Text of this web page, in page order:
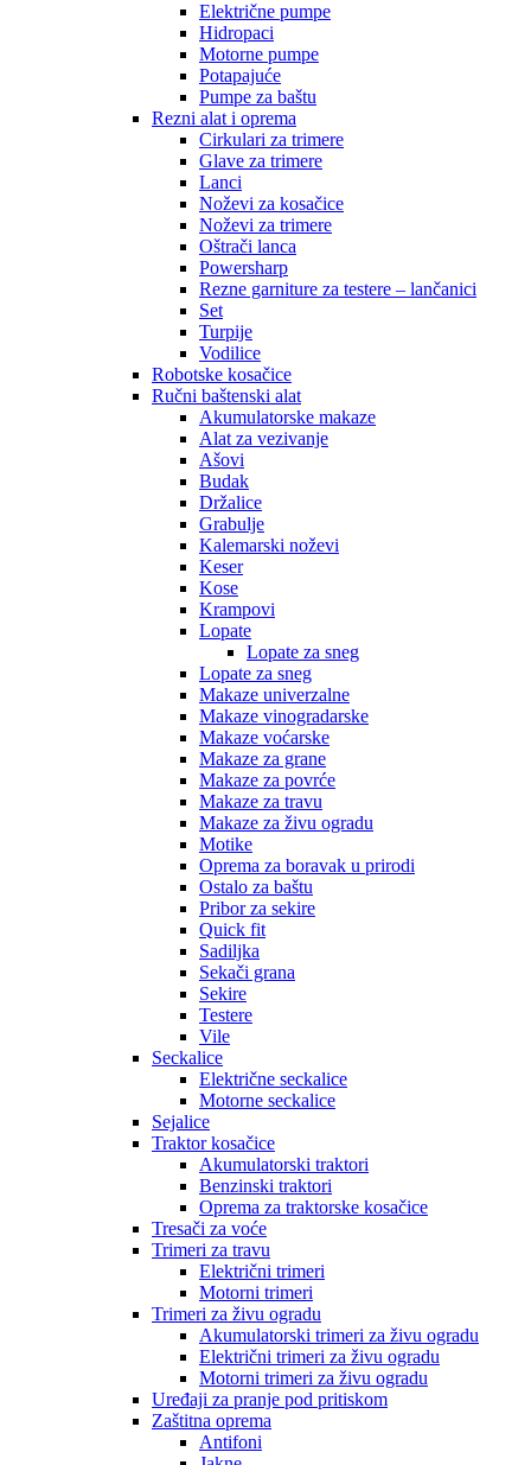
Električne pumpe
Hidropaci
Motorne pumpe
Potapajuće
Pumpe za baštu
Rezni alat i oprema
Cirkulari za trimere
Glave za trimere
Lanci
Noževi za kosačice
Noževi za trimere
Oštrači lanca
Powersharp
Rezne garniture za testere – lančanici
Set
Turpije
Vodilice
Robotske kosačice
Ručni baštenski alat
Akumulatorske makaze
Alat za vezivanje
Ašovi
Budak
Držalice
Grabulje
Kalemarski noževi
Keser
Kose
Krampovi
Lopate
Lopate za sneg
Lopate za sneg
Makaze univerzalne
Makaze vinogradarske
Makaze voćarske
Makaze za grane
Makaze za povrće
Makaze za travu
Makaze za živu ogradu
Motike
Oprema za boravak u prirodi
Ostalo za baštu
Pribor za sekire
Quick fit
Sadiljka
Sekači grana
Sekire
Testere
Vile
Seckalice
Električne seckalice
Motorne seckalice
Sejalice
Traktor kosačice
Akumulatorski traktori
Benzinski traktori
Oprema za traktorske kosačice
Tresači za voće
Trimeri za travu
Električni trimeri
Motorni trimeri
Trimeri za živu ogradu
Akumulatorski trimeri za živu ogradu
Električni trimeri za živu ogradu
Motorni trimeri za živu ogradu
Uređaji za pranje pod pritiskom
Zaštitna oprema
Antifoni